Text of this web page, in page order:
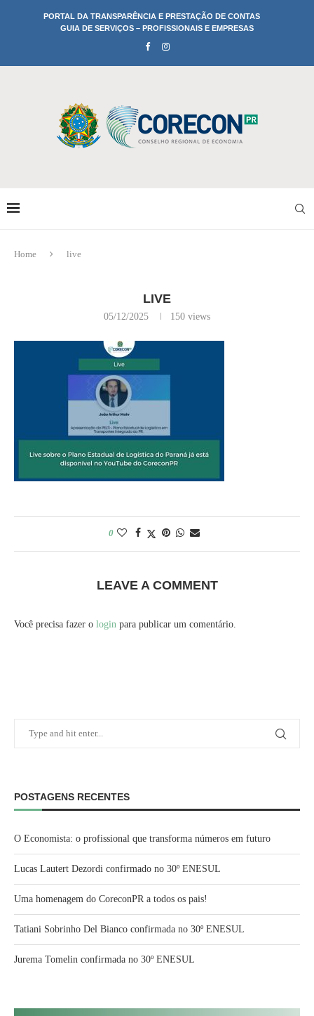
PORTAL DA TRANSPARÊNCIA E PRESTAÇÃO DE CONTAS
GUIA DE SERVIÇOS – PROFISSIONAIS E EMPRESAS
Home live
LIVE
05/12/2025 150 views
0
LEAVE A COMMENT
Você precisa fazer o login para publicar um comentário.
POSTAGENS RECENTES
O Economista: o profissional que transforma números em futuro
Lucas Lautert Dezordi confirmado no 30º ENESUL
Uma homenagem do CoreconPR a todos os pais!
Tatiani Sobrinho Del Bianco confirmada no 30º ENESUL
Jurema Tomelin confirmada no 30º ENESUL